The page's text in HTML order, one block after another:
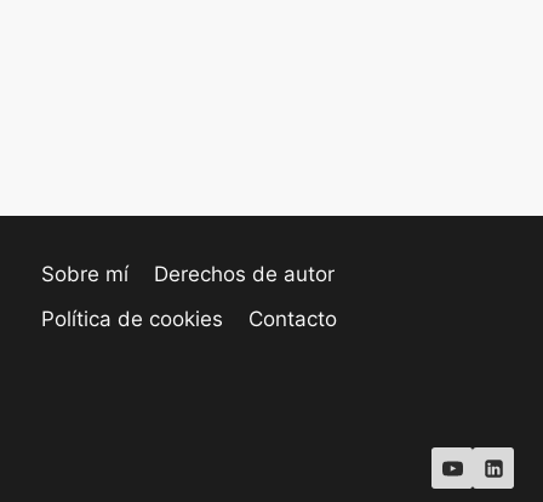
Sobre mí
Derechos de autor
Política de cookies
Contacto